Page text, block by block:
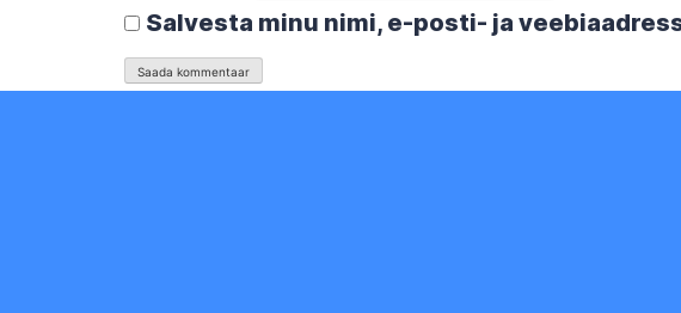
Salvesta minu nimi, e-posti- ja